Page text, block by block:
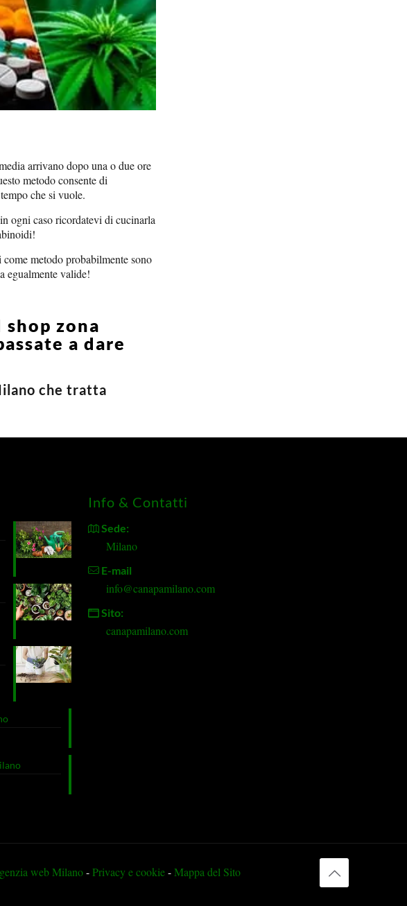
arrivano dopo una o due ore
metodo consente di
che si vuole.
ogni caso ricordatevi di cucinarla
metodo probabilmente sono
egualmente valide!
shop zona
a dare
che tratta
Info & Contatti
Sede:
Milano
E-mail
info@canapamilano.com
Sito:
canapamilano.com
web Milano-Privacy e cookie-Mappa del Sito